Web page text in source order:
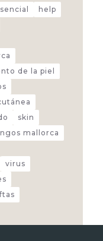
help
de la piel
skin
mallorca
virus